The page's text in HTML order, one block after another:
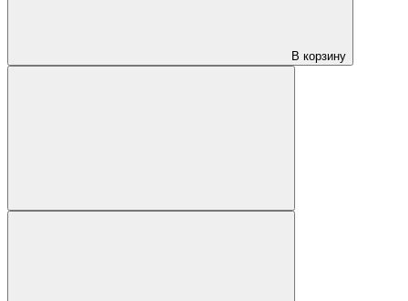
В корзину